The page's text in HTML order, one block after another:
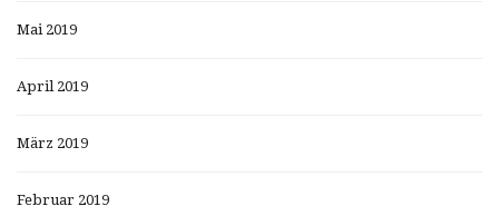
Mai 2019
April 2019
März 2019
Februar 2019